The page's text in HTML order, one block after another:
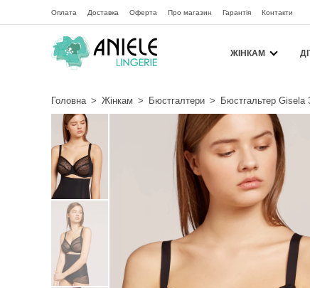
Оплата Доставка Оферта Про магазин Гарантія Контакти
ЖІНКАМ
Головна > Жінкам > Бюстгалтери > Бюстгальтер Gisela